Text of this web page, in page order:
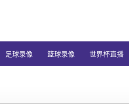
足球录像 篮球录像 世界杯直播